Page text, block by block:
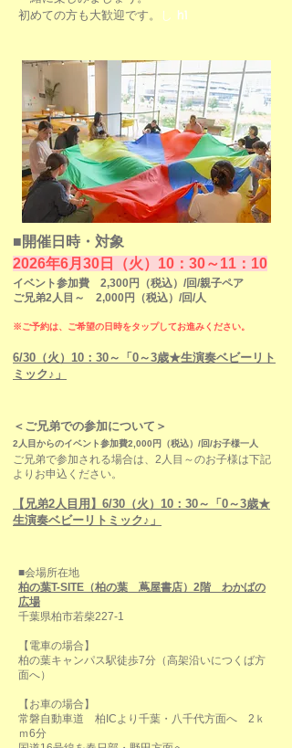
初めての方も大歓迎です。
し h1
■開催日時・対象
​2026年6月30日（火）10：30～11：10
イベント参加費 2,300円（税込）/回/親子ペア
ご兄弟2人目～ 2,000円（税込）/回/人
※ご予約は、ご希望の日時をタップしてお進みください。
​6/30（火）10：30～​「0～3歳★生演奏ベビーリト
ミック♪」
＜ご兄弟での参加について＞
2人目からのイベント参加費2,000円（税込）/回/お子様一人
ご兄弟で参加される場合は、2人目～のお子様は下記
よりお申込ください。
​【兄弟2人目用】6/30（火）10：30～​「0～3歳★
生演奏ベビーリトミック♪」
■会場所在地
柏の葉T-SITE（柏の葉 蔦屋書店）2階 わかばの
広場
千葉県柏市若柴227-1
【電車の場合】
柏の葉キャンパス駅徒歩7分（高架沿いにつくば方
面へ）
【お車の場合】
常磐自動車道 柏ICより千葉・八千代方面へ 2ｋ
ｍ6分